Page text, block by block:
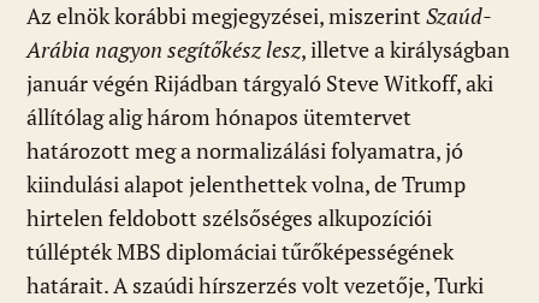
Az elnök korábbi megjegyzései, miszerint Szaúd-
Arábia nagyon segítőkész lesz, illetve a királyságban
január végén Rijádban tárgyaló Steve Witkoff, aki
állítólag alig három hónapos ütemtervet
határozott meg a normalizálási folyamatra, jó
kiindulási alapot jelenthettek volna, de Trump
hirtelen feldobott szélsőséges alkupozíciói
túllépték MBS diplomáciai tűrőképességének
határait. A szaúdi hírszerzés volt vezetője, Turki